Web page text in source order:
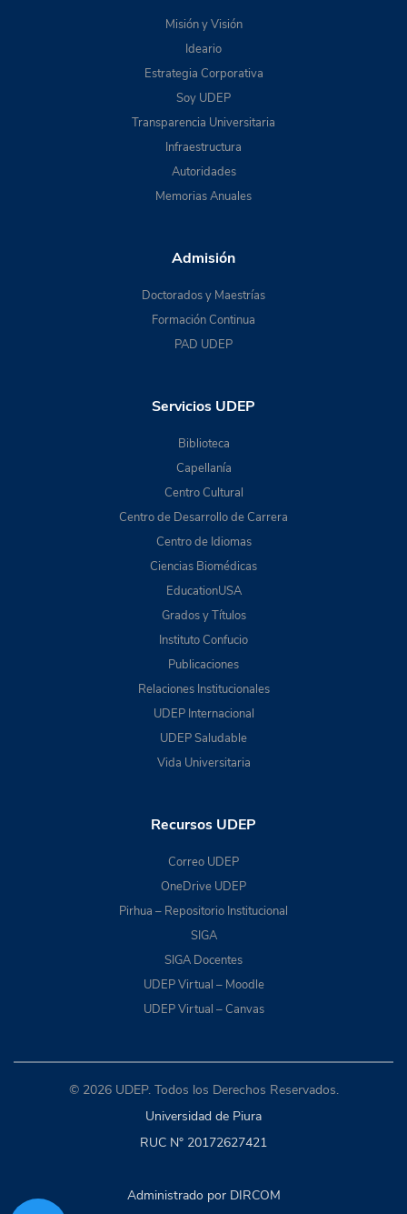
Misión y Visión
Ideario
Estrategia Corporativa
Soy UDEP
Transparencia Universitaria
Infraestructura
Autoridades
Memorias Anuales
Admisión
Doctorados y Maestrías
Formación Continua
PAD UDEP
Servicios UDEP
Biblioteca
Capellanía
Centro Cultural
Centro de Desarrollo de Carrera
Centro de Idiomas
Ciencias Biomédicas
EducationUSA
Grados y Títulos
Instituto Confucio
Publicaciones
Relaciones Institucionales
UDEP Internacional
UDEP Saludable
Vida Universitaria
Recursos UDEP
Correo UDEP
OneDrive UDEP
Pirhua – Repositorio Institucional
SIGA
SIGA Docentes
UDEP Virtual – Moodle
UDEP Virtual – Canvas
© 2026 UDEP. Todos los Derechos Reservados.
Universidad de Piura
RUC N° 20172627421
Administrado por DIRCOM